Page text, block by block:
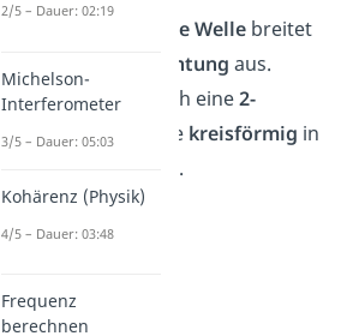
1-Dimensionale Welle breitet
eine Richtung aus.
Dagegen breitet sich eine2-
Dimensionale
Welle kreisförmig in
alle Richtungen aus.
2/5 – Dauer: 02:19
Michelson-
Interferometer
3/5 – Dauer: 05:03
Kohärenz (Physik)
4/5 – Dauer: 03:48
Frequenz
berechnen